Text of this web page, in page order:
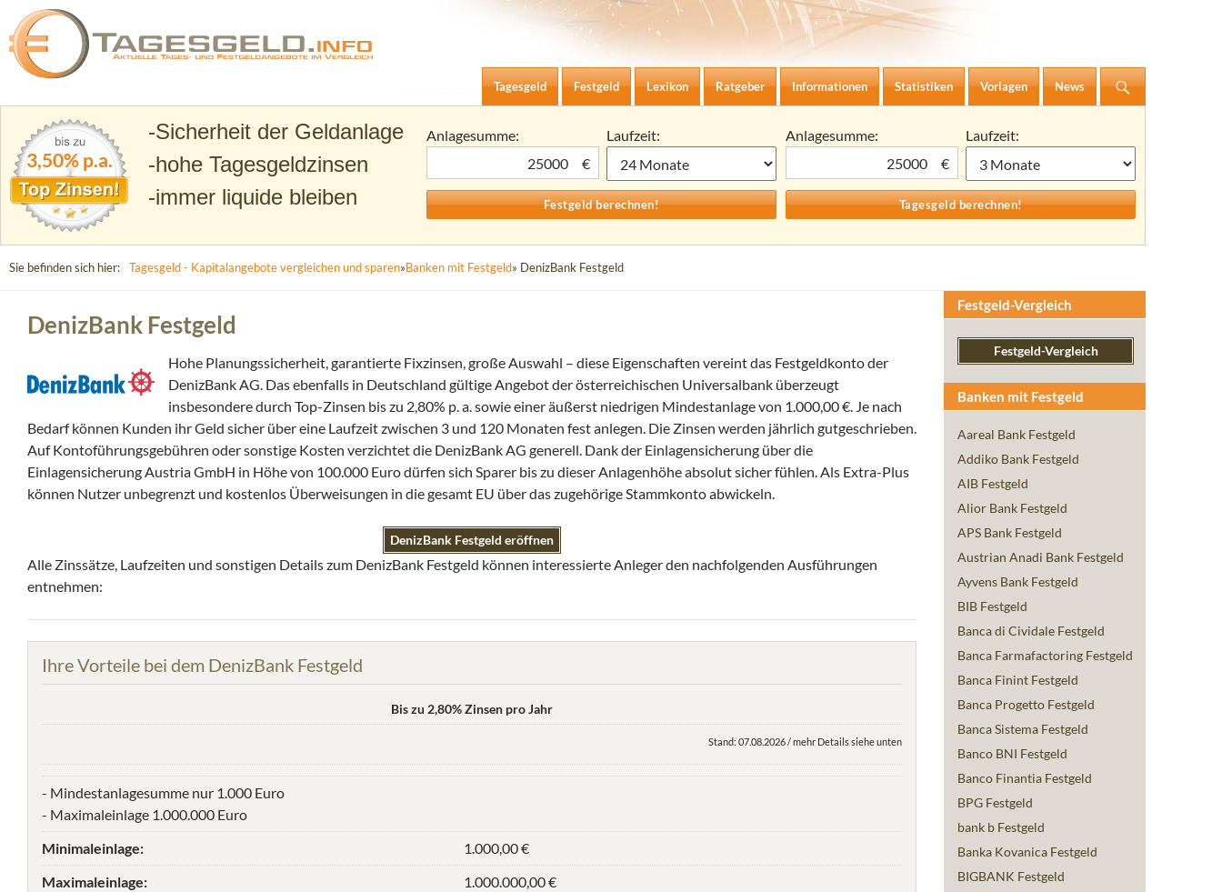
Tagesgeld.info – Tagesgeldkonten vergleichen und Tagesgeld-Zinsen berechnen
Zum Inhalt springen
Tagesgeld
Festgeld Lexikon Ratgeber Informationen Statistiken Vorlagen News
3,50% p.a.
Sicherheit der Geldanlage
hohe Tagesgeldzinsen
immer liquide bleiben
Anlagesumme:
€
Laufzeit:
Anlagesumme:
€
Laufzeit:
Sie befinden sich hier: Tagesgeld - Kapitalangebote vergleichen und sparen»Banken mit Festgeld» DenizBank Festgeld
DenizBank Festgeld
Hohe Planungssicherheit, garantierte Fixzinsen, große Auswahl – diese Eigenschaften vereint das Festgeldkonto der
DenizBank AG. Das ebenfalls in Deutschland gültige Angebot der österreichischen Universalbank überzeugt
insbesondere durch Top-Zinsen bis zu 2,80% p. a. sowie einer äußerst niedrigen Mindestanlage von 1.000,00 €. Je nach
Bedarf können Kunden ihr Geld sicher über eine Laufzeit zwischen 3 und 120 Monaten fest anlegen. Die Zinsen werden jährlich gutgeschrieben.
Auf Kontoführungsgebühren oder sonstige Kosten verzichtet die DenizBank AG generell. Dank der Einlagensicherung über die
Einlagensicherung Austria GmbH in Höhe von 100.000 Euro dürfen sich Sparer bis zu dieser Anlagenhöhe absolut sicher fühlen. Als Extra-Plus
können Nutzer unbegrenzt und kostenlos Überweisungen in die gesamt EU über das zugehörige Stammkonto abwickeln.
DenizBank Festgeld eröffnen
Alle Zinssätze, Laufzeiten und sonstigen Details zum DenizBank Festgeld können interessierte Anleger den nachfolgenden Ausführungen
entnehmen:
Ihre Vorteile bei dem DenizBank Festgeld
Bis zu 2,80% Zinsen pro Jahr
Stand: 07.08.2026 / mehr Details siehe unten
- Mindestanlagesumme nur 1.000 Euro
- Maximaleinlage 1.000.000 Euro
Minimaleinlage:
1.000,00 €
Maximaleinlage:
1.000.000,00 €
Festgeld-Vergleich
Festgeld-Vergleich
Banken mit Festgeld
Aareal Bank Festgeld
Addiko Bank Festgeld
AIB Festgeld
Alior Bank Festgeld
APS Bank Festgeld
Austrian Anadi Bank Festgeld
Ayvens Bank Festgeld
BIB Festgeld
Banca di Cividale Festgeld
Banca Farmafactoring Festgeld
Banca Finint Festgeld
Banca Progetto Festgeld
Banca Sistema Festgeld
Banco BNI Festgeld
Banco Finantia Festgeld
BPG Festgeld
bank b Festgeld
Banka Kovanica Festgeld
BIGBANK Festgeld